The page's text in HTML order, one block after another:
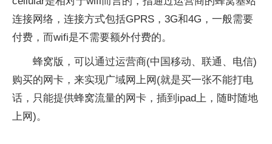
连接网络，连接方式包括GPRS，3G和4G，一般需要
付费，而wifi是不需要额外付费的。
蜂窝版，可以通过运营商(中国移动、联通、电信)
购买的网卡，来实现广域网上网(就是买一张不能打电
话，只能提供蜂窝流量的网卡，插到ipad上，随时随地
上网)。